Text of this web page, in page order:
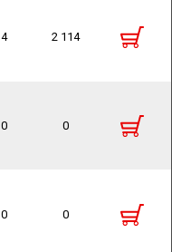
4 2 114
0 0
0 0